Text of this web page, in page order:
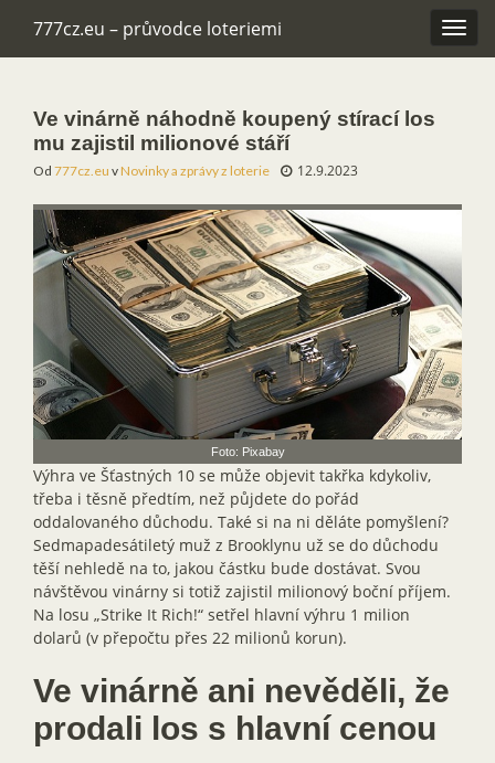
777cz.eu – průvodce loteriemi
Ve vinárně náhodně koupený stírací los
mu zajistil milionové stáří
Od 777cz.eu vNovinky a zprávy z loterie 12.9.2023
Foto: Pixabay
Výhra ve Šťastných 10 se může objevit takřka kdykoliv,
třeba i těsně předtím, než půjdete do pořád
oddalovaného důchodu. Také si na ni děláte pomyšlení?
Sedmapadesátiletý muž z Brooklynu už se do důchodu
těší nehledě na to, jakou částku bude dostávat. Svou
návštěvou vinárny si totiž zajistil milionový boční příjem.
Na losu „Strike It Rich!“ setřel hlavní výhru 1 milion
dolarů (v přepočtu přes 22 milionů korun).
Ve vinárně ani nevěděli, že
prodali los s hlavní cenou